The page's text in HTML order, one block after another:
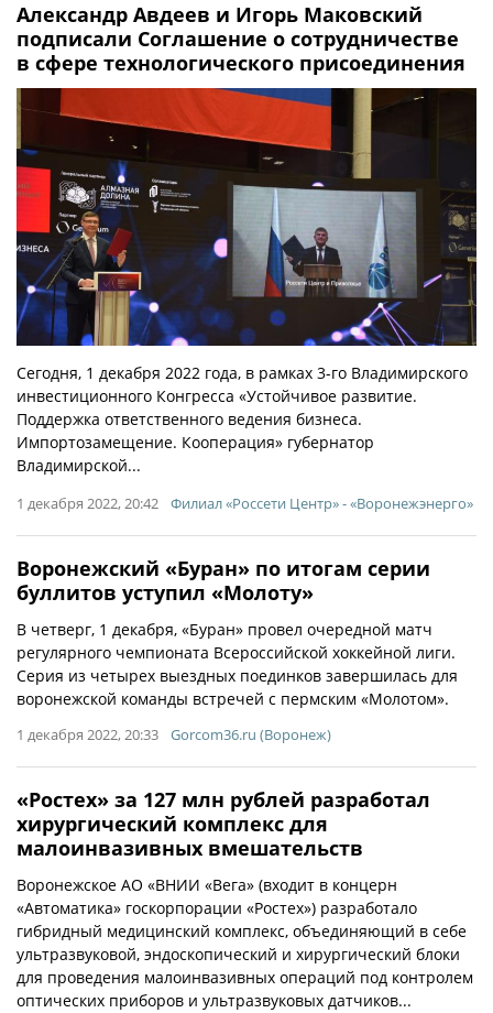
Александр Авдеев и Игорь Маковский
подписали Соглашение о сотрудничестве
в сфере технологического присоединения
Сегодня, 1 декабря 2022 года, в рамках 3-го Владимирского
инвестиционного Конгресса «Устойчивое развитие.
Поддержка ответственного ведения бизнеса.
Импортозамещение. Кооперация» губернатор
Владимирской...
1 декабря 2022, 20:42 Филиал «Россети Центр» - «Воронежэнерго»
Воронежский «Буран» по итогам серии
буллитов уступил «Молоту»
В четверг, 1 декабря, «Буран» провел очередной матч
регулярного чемпионата Всероссийской хоккейной лиги.
Серия из четырех выездных поединков завершилась для
воронежской команды встречей с пермским «Молотом».
1 декабря 2022, 20:33 Gorcom36.ru (Воронеж)
«Ростех» за 127 млн рублей разработал
хирургический комплекс для
малоинвазивных вмешательств
Воронежское АО «ВНИИ «Вега» (входит в концерн
«Автоматика» госкорпорации «Ростех») разработало
гибридный медицинский комплекс, объединяющий в себе
ультразвуковой, эндоскопический и хирургический блоки
для проведения малоинвазивных операций под контролем
оптических приборов и ультразвуковых датчиков...